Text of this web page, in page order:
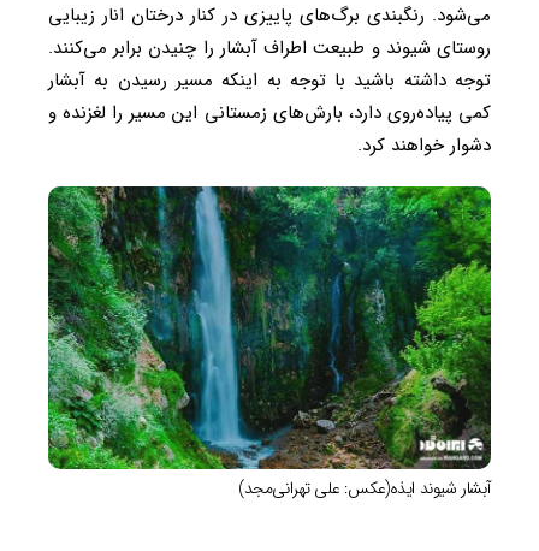
می‌شود. رنگبندی برگ‌های پاییزی در کنار درختان انار زیبایی
روستای شیوند و طبیعت اطراف آبشار را چنیدن برابر می‌کنند.
توجه داشته باشید با توجه به اینکه مسیر رسیدن به آبشار
کمی پیاده‌روی دارد، بارش‌های زمستانی این مسیر را لغزنده و
دشوار خواهند کرد.
آبشار شیوند ایذه(عکس: علی تهرانی‌مجد)